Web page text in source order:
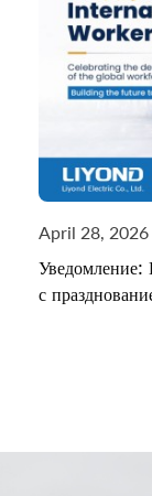
April 28, 2026
с